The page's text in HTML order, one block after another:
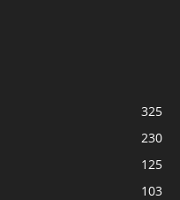
325
230
125
103